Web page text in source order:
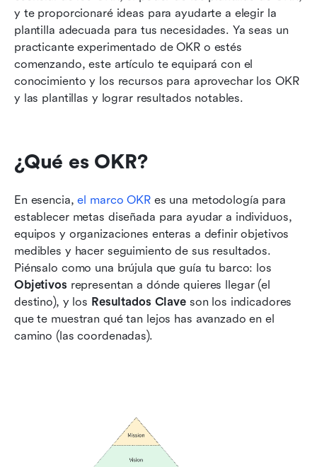
y te proporcionaré ideas para ayudarte a elegir la
plantilla adecuada para tus necesidades. Ya seas un
practicante experimentado de OKR o estés
comenzando, este artículo te equipará con el
conocimiento y los recursos para aprovechar los OKR
y las plantillas y lograr resultados notables.
¿Qué es OKR?
En esencia, el marco OKR es una metodología para
establecer metas diseñada para ayudar a individuos,
equipos y organizaciones enteras a definir objetivos
medibles y hacer seguimiento de sus resultados.
Objetivos representan a dónde quieres llegar (el
destino), y los Resultados Clave son los indicadores
que te muestran qué tan lejos has avanzado en el
camino (las coordenadas).
Plantillas específicas para proyectos
Plantillas para toda la empresa
Plantillas integradas en el software
Prueba la solución integral de gestión de OKR
Conclusión